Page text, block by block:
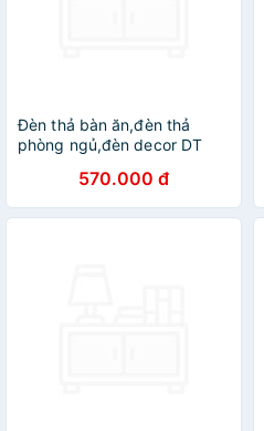
Đèn thả bàn ăn,đèn thả
phòng ngủ,đèn decor DT
570.000 đ